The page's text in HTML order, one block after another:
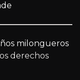
milongueros
derechos